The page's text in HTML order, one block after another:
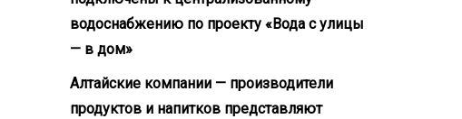
водоснабжению по проекту «Вода с улицы
— в дом»
Алтайские компании — производители
продуктов и напитков представляют